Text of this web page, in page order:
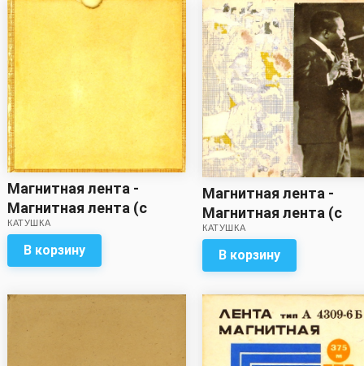
Магнитная лента -
Магнитная лента (с
записью)
КАТУШКА
В корзину
Магнитная лента -
Магнитная лента (с
записью)
КАТУШКА
В корзину